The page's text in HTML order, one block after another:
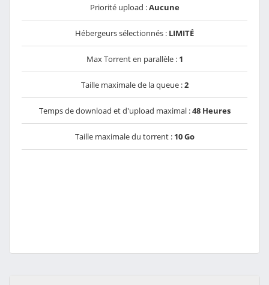
Priorité upload :Aucune
Hébergeurs sélectionnés : LIMITÉ
Max Torrent en parallèle : 1
Taille maximale de la queue :2
Temps de download et d'upload maximal :48 Heures
Taille maximale du torrent : 10 Go